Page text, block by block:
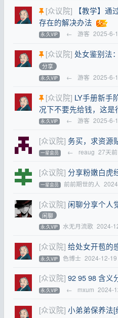
[众议院]
【教学】通
存在的解决办法
永.久VIP ← 游客 2025-6-
[众议院] 处女鉴别法
分享
永.久VIP ← 游客 2025-6-
[众议院] LY手册新手
况下不要先给钱，这是
永.久VIP ← 游客 2025-6-
[众议院] 务买，求资源
一星会员 ← reaug 27天前
[众议院] 分享粉嫩白虎
一星会员 前前期世的人
[众议院] 闲聊分享个人
闲聊
永.久VIP 水无月流歌 2024-
[众议院] 给处女开苞的
永.久VIP 色博士 2024-12-19
[众议院] 92 95 98 含义
永.久VIP ← mxum 2024-
[众议院] 小弟弟保养法[